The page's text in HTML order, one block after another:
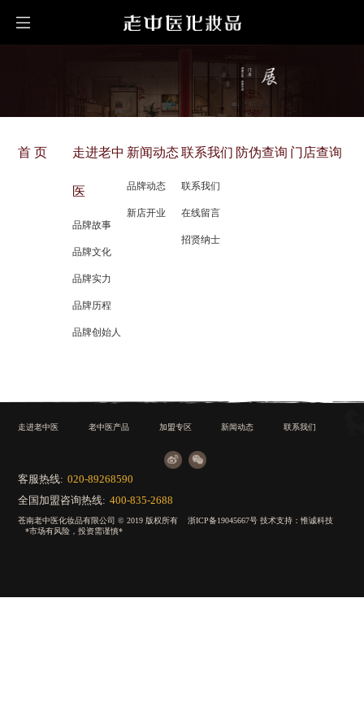
首 页 走进老中
医
品牌故事
品牌文化
品牌实力
品牌历程
品牌创始人
新闻动态
品牌动态
新店开业
联系我们
联系我们
在线留言
招贤纳士
防伪查询 门店查询
走进老中医 老中医产品 加盟专区 新闻动态 联系我们
客服热线: 020-89268590
全国加盟咨询热线: 400-835-2688
苍南老中医化妆品有限公司 © 2019 版权所有浙ICP备19045667号 技术支持：惟诚科技
*市场有风险，投资需谨慎*